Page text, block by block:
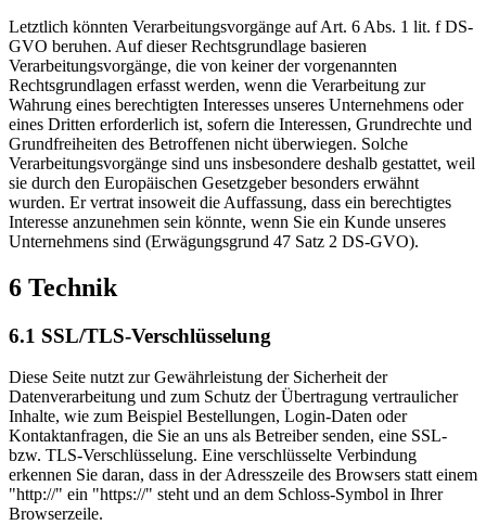
Letztlich könnten Verarbeitungsvorgänge auf Art. 6 Abs. 1 lit. f DS-
GVO beruhen. Auf dieser Rechtsgrundlage basieren
Verarbeitungsvorgänge, die von keiner der vorgenannten
Rechtsgrundlagen erfasst werden, wenn die Verarbeitung zur
Wahrung eines berechtigten Interesses unseres Unternehmens oder
eines Dritten erforderlich ist, sofern die Interessen, Grundrechte und
Grundfreiheiten des Betroffenen nicht überwiegen. Solche
Verarbeitungsvorgänge sind uns insbesondere deshalb gestattet, weil
sie durch den Europäischen Gesetzgeber besonders erwähnt
wurden. Er vertrat insoweit die Auffassung, dass ein berechtigtes
Interesse anzunehmen sein könnte, wenn Sie ein Kunde unseres
Unternehmens sind (Erwägungsgrund 47 Satz 2 DS-GVO).
6 Technik
6.1 SSL/TLS-Verschlüsselung
Diese Seite nutzt zur Gewährleistung der Sicherheit der
Datenverarbeitung und zum Schutz der Übertragung vertraulicher
Inhalte, wie zum Beispiel Bestellungen, Login-Daten oder
Kontaktanfragen, die Sie an uns als Betreiber senden, eine SSL-
bzw. TLS-Verschlüsselung. Eine verschlüsselte Verbindung
erkennen Sie daran, dass in der Adresszeile des Browsers statt einem
"http://" ein "https://" steht und an dem Schloss-Symbol in Ihrer
Browserzeile.